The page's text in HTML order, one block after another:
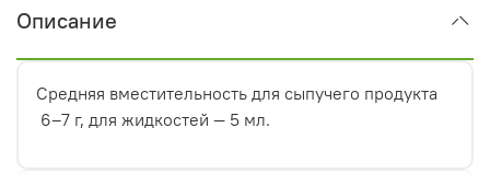
Описание
Средняя вместительность для сыпучего продукта
6–7 г, для жидкостей — 5 мл.